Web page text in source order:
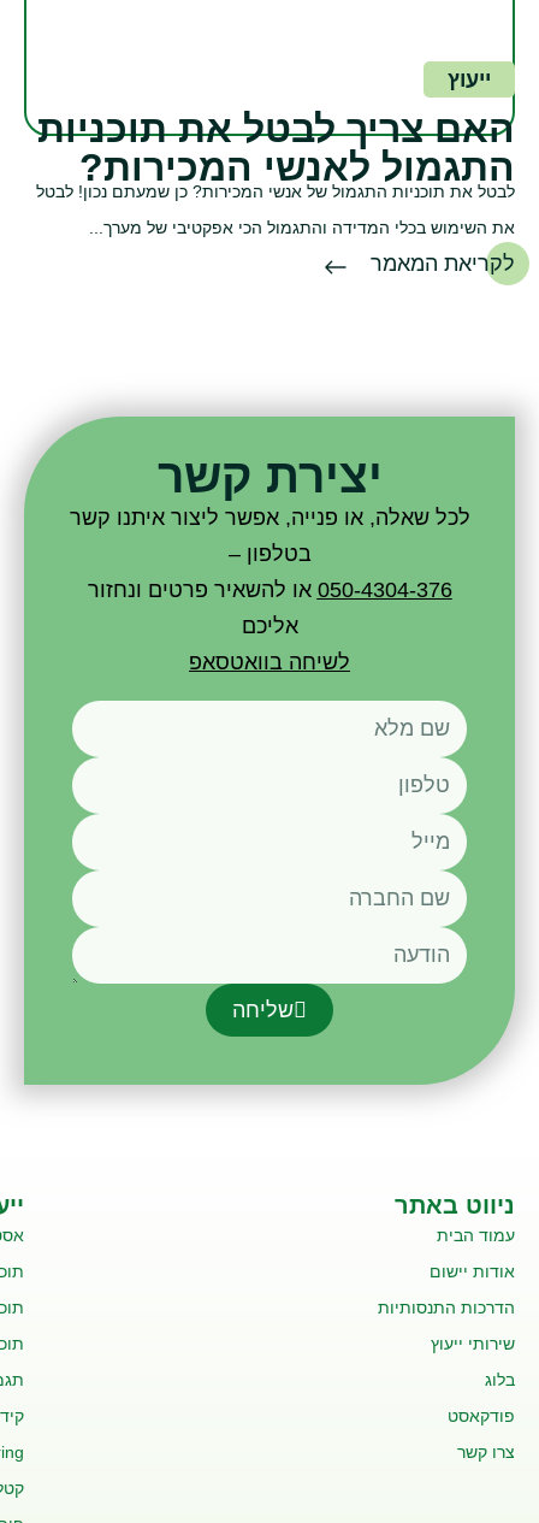
ייעוץ
האם צריך לבטל את תוכניות
התגמול לאנשי המכירות?
לבטל את תוכניות התגמול של אנשי המכירות? כן שמעתם נכון! לבטל
את השימוש בכלי המדידה והתגמול הכי אפקטיבי של מערך...
לקריאת המאמר
יצירת קשר
לכל שאלה, או פנייה, אפשר ליצור איתנו קשר
בטלפון –
050-4304-376 או להשאיר פרטים ונחזור
אליכם
לשיחה בוואטסאפ
שליחה
ניווט באתר
עמוד הבית
אודות יישום
הדרכות התנסותיות
שירותי ייעוץ
בלוג
פודקאסט
צרו קשר